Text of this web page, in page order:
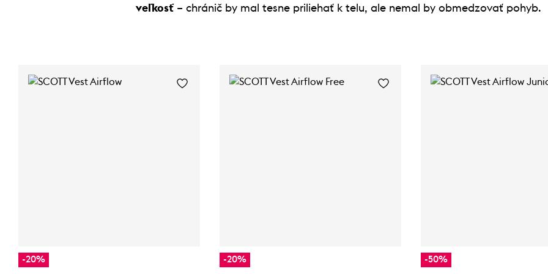
veľkosť – chránič by mal tesne priliehať k telu, ale nemal by obmedzovať pohyb.
-20% -20% -50%